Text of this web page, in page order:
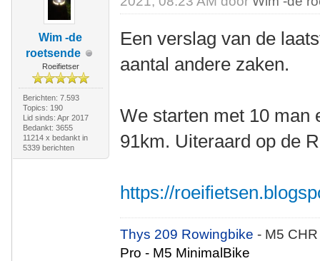
Wim -de
roetsende
Roeifietser
Berichten: 7.593
Topics: 190
Lid sinds: Apr 2017
Bedankt: 3655
11214 x bedankt in
5339 berichten
Een verslag van de
aantal andere zaken.
We starten met 10 man
91km. Uiteraard op de
https://
Thys 209 Rowingbike- M5
Pro - M5 MinimalBike